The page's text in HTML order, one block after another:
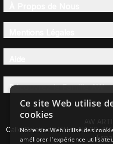
Découvrez la Famille AW
AW
Calle Caleta de Vélez Nº 39-41
Ce site Web utilise
cookies
Notre site Web utilise des
améliorer l'expérience